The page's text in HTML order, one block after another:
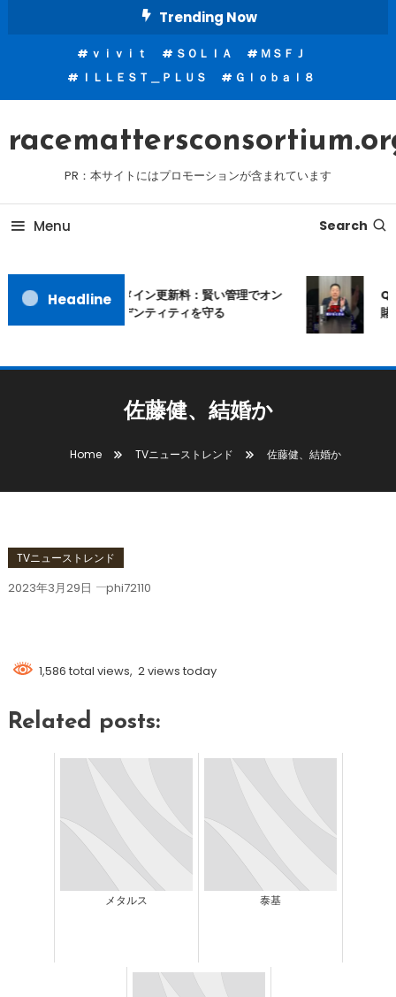
Trending Now
ｖｉｖｉｔ ＳＯＬＩＡ
ＭＳＦＪ
ＩＬＬＥＳＴ＿ＰＬＵＳ
Ｇｌｏｂａｌ８
PR：本サイトにはプロモーションが含まれています
Menu Search
Headline
ムームードメイン更新料：賢い管理でオン
ラインアイデンティティを守る
Q
賭
佐藤健、結婚か
Home TVニューストレンド 佐藤健、結婚か
TVニューストレンド
2023年3月29日 phi72110
1,586 total views, 2 views today
Related posts:
メタルス 泰基